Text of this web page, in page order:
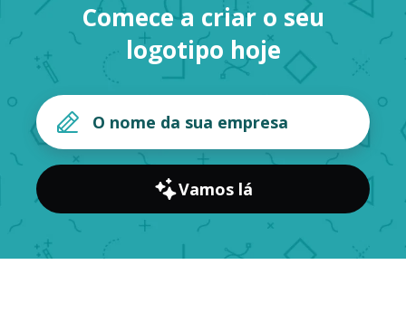
Comece a criar o seu
logotipo hoje
Vamos lá